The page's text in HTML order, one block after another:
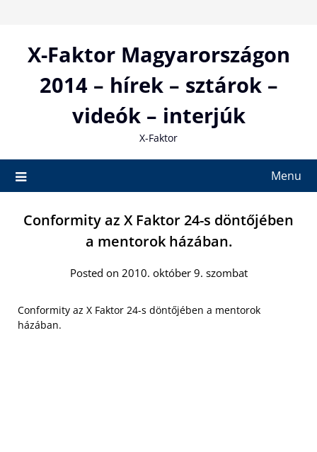
contentX-Faktor Magyarországon
2014 – hírek – sztárok –
videók – interjúk
X-Faktor
Menu
Conformity az X Faktor 24-s döntőjében
a mentorok házában.
Posted on 2010. október 9. szombat
Conformity az X Faktor 24-s döntőjében a mentorok
házában.